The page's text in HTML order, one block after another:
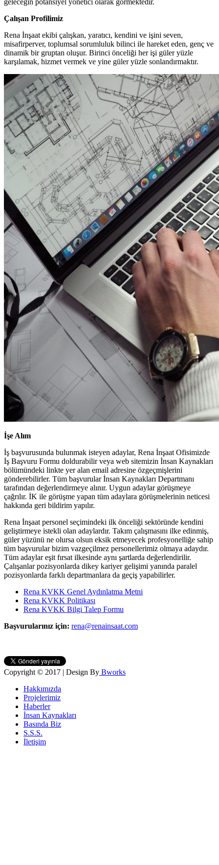
geleceğin potansiyel yönetici olarak görmektedir.
Çalışan Profilimiz
Rena İnşaat ekibi çalışkan, yaratıcı, kendini ve işini seven,
misafirperver, toplumsal sorumluluk bilinci ile hareket eden, genç ve
dinamik bir gruptan oluşur. Birinci önceliği her işi güler yüzle
karşılamak, hizmet vermek ve yine güler yüzle sonlandırmaktır.
İşe Alım
İş başvurusunda bulunmak isteyen adaylar, Rena İnşaat Ofisimizde
İş Başvuru Formu doldurabilir veya web sitemizin İnsan Kaynakları
bölümündeki linkte yer alan email adresine özgeçmişlerini
gönderebilirler. Tüm başvurular İnsan Kaynakları Departmanı
tarafından değerlendirmeye alınır. Uygun adaylar görüşmeye
çağrılır. İK ile görüşme yapan tüm adaylara görüşmelerinin neticesi
hakkında geri bildirim yapılır.
Rena İnşaat personel seçimindeki ilk önceliği sektöründe kendini
geliştirmeye istekli olan adaylardır. Takım çalışmasını ilke edinmiş,
güler yüzünü ne olursa olsun eksik etmeyecek profesyonelliğe sahip
tüm başvurular bizim vazgeçilmez personellerimiz olmaya adaydır.
Tüm adaylar eşit fırsat ilkesinde aynı şartlarda değerlendirilir.
Çalışanlar pozisyonlarda dikey kariyer gelişimi yanında paralel
pozisyonlarda farklı departmanlara da geçiş yapabilirler.
Rena KVKK Genel Aydınlatma Metni
Rena KVKK Politikası
Rena KVKK Bilgi Talep Formu
Başvurularınız için: rena@renainsaat.com
Copyright © 2017 | Design By Bworks
Hakkımızda
Projelerimiz
Haberler
İnsan Kaynakları
Basında Biz
S.S.S.
İletişim